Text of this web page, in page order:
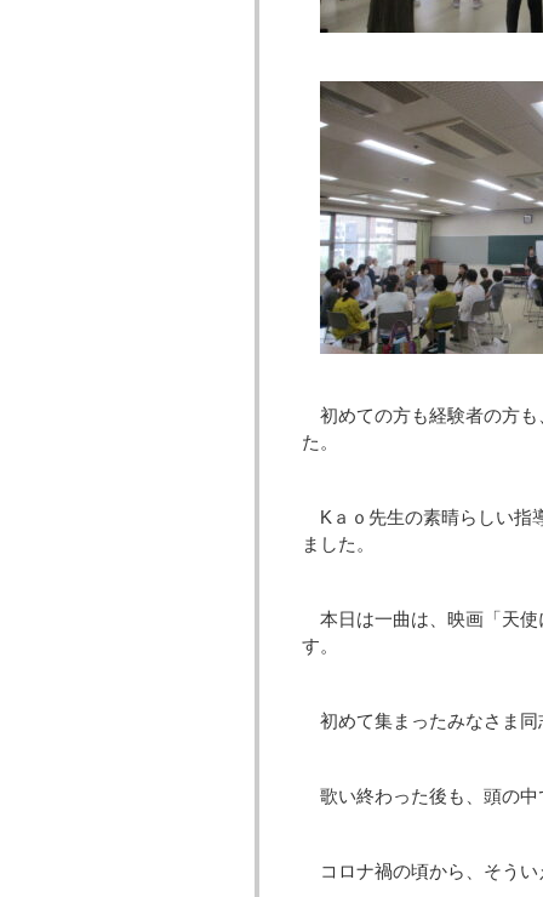
初めての方も経験者の方
た。
Kａｏ先生の素晴らしい指
ました。
本日は一曲は、映画「天
す。
初めて集まったみなさま
歌い終わった後も、頭の
コロナ禍の頃から、そう